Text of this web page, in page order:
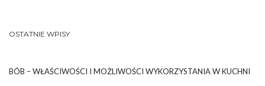
OSTATNIE WPISY
BÓB – WŁAŚCIWOŚCI I MOŻLIWOŚCI WYKORZYSTANIA W KUCHNI